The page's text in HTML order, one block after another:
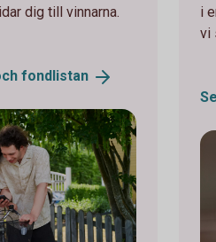
dig till vinnarna.
fondlistan
i
vi